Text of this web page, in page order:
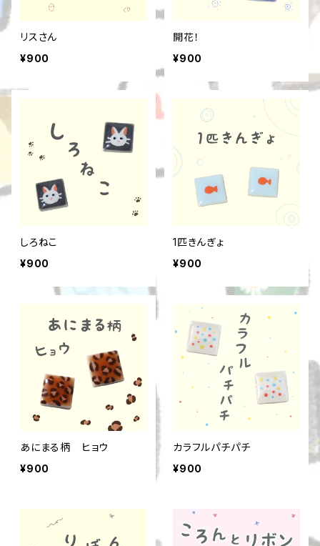
リスさん
¥900
開花！
¥900
しろねこ
¥900
1匹きんぎょ
¥900
あにまる柄 ヒョウ
¥900
カラフルパチパチ
¥900